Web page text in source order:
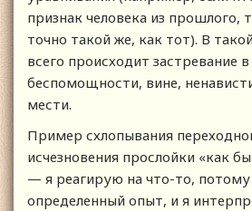
признак человека из прошлого,
точно такой же, как тот). В
всего происходит застревание
беспомощности, вине,
мести.
Пример схлопывания
исчезновения прослойки «как
— я реагирую на что-то, потому
определенный опыт, и я